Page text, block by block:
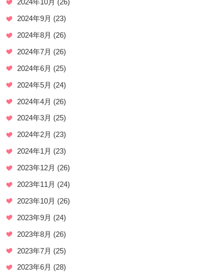
2024年10月 (26)
2024年9月 (23)
2024年8月 (26)
2024年7月 (26)
2024年6月 (25)
2024年5月 (24)
2024年4月 (26)
2024年3月 (25)
2024年2月 (23)
2024年1月 (23)
2023年12月 (26)
2023年11月 (24)
2023年10月 (26)
2023年9月 (24)
2023年8月 (26)
2023年7月 (25)
2023年6月 (28)